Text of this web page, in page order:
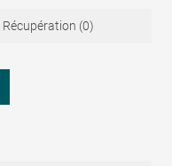
(0)